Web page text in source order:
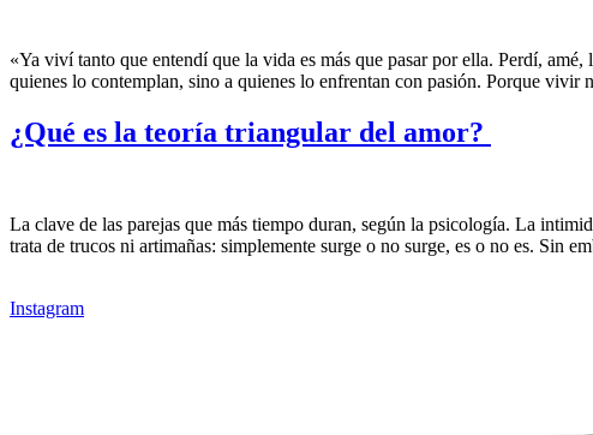
«Ya viví tanto que entendí que la vida es más que pasar por ella. Perdí,
quienes lo contemplan, sino a quienes lo enfrentan con pasión. Porque
¿Qué es la teoría triangular del amor?
La clave de las parejas que más tiempo duran, según la psicología. La
trata de trucos ni artimañas: simplemente surge o no surge, es o no es. Sin
Instagram